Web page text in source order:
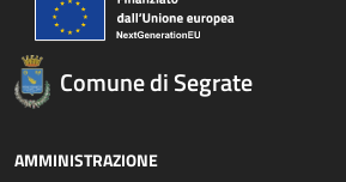
Comune di Segrate
AMMINISTRAZIONE